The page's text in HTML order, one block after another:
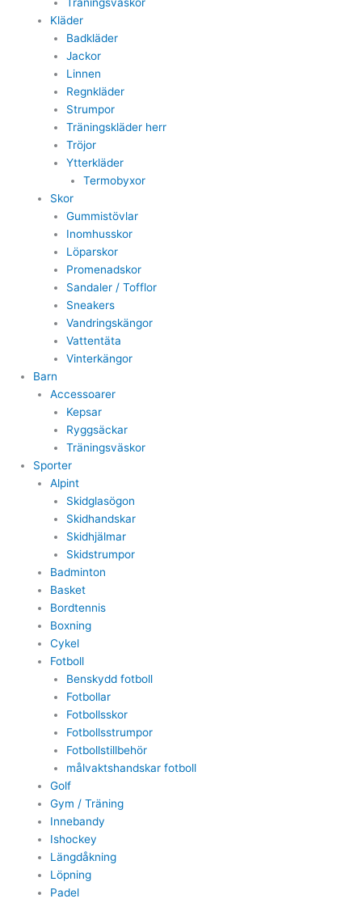
Kläder
Badkläder
Jackor
Linnen
Regnkläder
Strumpor
Träningskläder herr
Tröjor
Ytterkläder
Termobyxor
Skor
Gummistövlar
Inomhusskor
Löparskor
Promenadskor
Sandaler / Tofflor
Sneakers
Vandringskängor
Vattentäta
Vinterkängor
Barn
Accessoarer
Kepsar
Ryggsäckar
Träningsväskor
Sporter
Alpint
Skidglasögon
Skidhandskar
Skidhjälmar
Skidstrumpor
Badminton
Basket
Bordtennis
Boxning
Cykel
Fotboll
Benskydd fotboll
Fotbollar
Fotbollsskor
Fotbollsstrumpor
Fotbollstillbehör
målvaktshandskar fotboll
Golf
Gym / Träning
Innebandy
Ishockey
Längdåkning
Löpning
Padel